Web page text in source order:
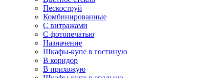
Пескоструй
Комбинированные
С витражами
С фотопечатью
Назначение
Шкафы-купе в гостиную
В коридор
В прихожую